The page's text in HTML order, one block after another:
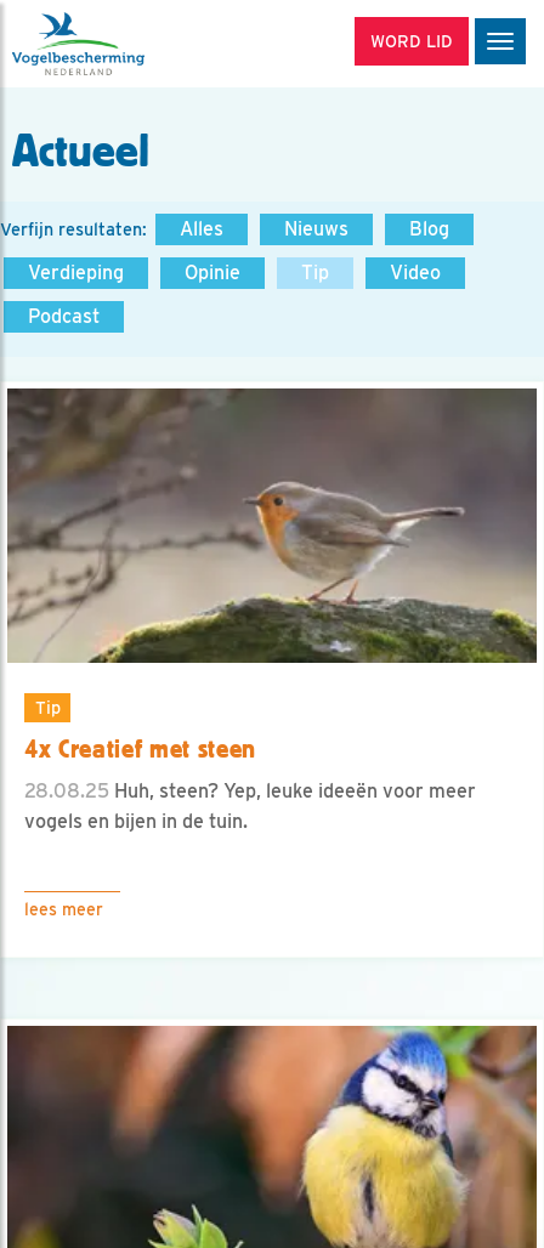
WORD LID
Actueel
Verfijn resultaten: Alles Nieuws
Blog
Verdieping
Opinie Tip
Video
Podcast
Tip
4x Creatief met steen
28.08.25 Huh, steen? Yep, leuke ideeën voor meer
vogels en bijen in de tuin.
lees meer